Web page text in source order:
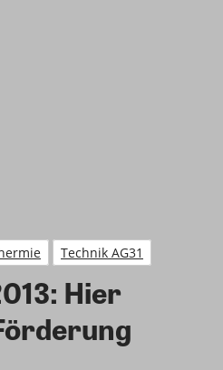
Technik AG31
Hier